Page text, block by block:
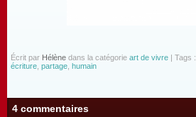
Écrit par Hélène dans la catégorie art de vivre | Tags :
écriture partage humain
4 commentaires